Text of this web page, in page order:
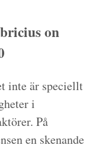
on
inte är speciellt
i
På
en skenande